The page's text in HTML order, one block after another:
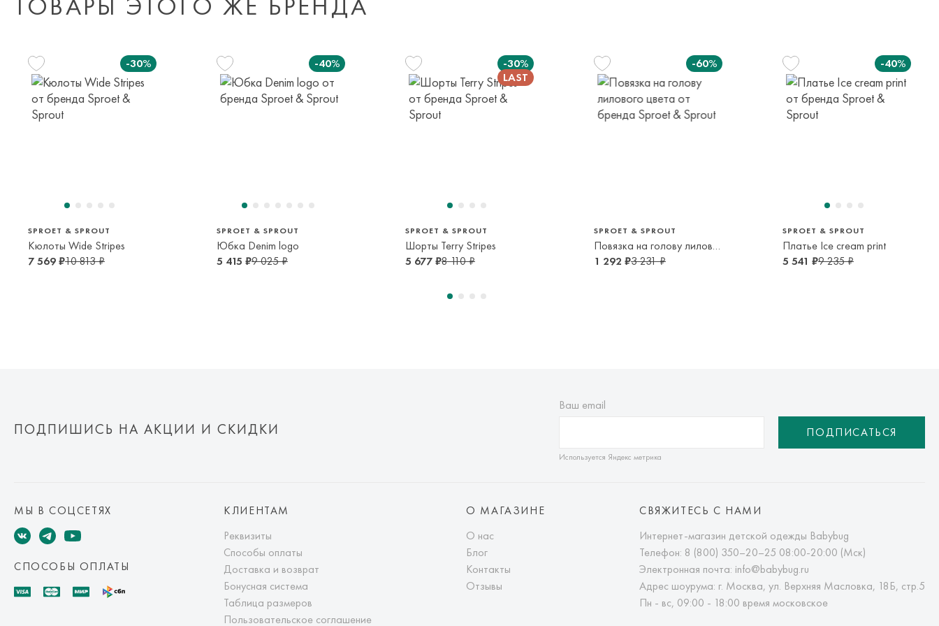
или в пункт самовывоза транспортной компании. Доставка осуществляется в
срок и по тарифам транспортной компании.
Оплата осуществляется онлайн банковскими картами Visa, Mastercard, МИР,
-30%
SPROET & SPROUT
Кюлоты Wide Stripes
7 569 ₽10 813 ₽
-40%
SPROET & SPROUT
Юбка Denim logo
5 415 ₽9 025 ₽
-30%
SPROET & SPROUT
Шорты Terry Stripes
5 677 ₽8 110 ₽
-60%
SPROET & SPROUT
Повязка на голову лилового цвета
1 292 ₽3 231 ₽
-40%
SPROET & SPROUT
Платье Ice cream print
5 541 ₽9 235 ₽
ПОДПИШИСЬ НА АКЦИИ И СКИДКИ
Ваш email
Используется Яндекс метрика
ПОДПИСАТЬСЯ
МЫ В СОЦСЕТЯХ
СПОСОБЫ ОПЛАТЫ
КЛИЕНТАМ
Реквизиты
Способы оплаты
Доставка и возврат
Бонусная система
Таблица размеров
Пользовательское соглашение
О МАГАЗИНЕ
О нас
Блог
Контакты
Отзывы
СВЯЖИТЕСЬ С НАМИ
Интернет-магазин детской одежды Babybug
Телефон: 8 (800) 350–20–25 08:00-20:00 (Мск)
Электронная почта: info@babybug.ru
Адрес шоурума: г. Москва, ул. Верхняя Масловка, 18Б, стр.5
Пн - вс, 09:00 - 18:00 время московское